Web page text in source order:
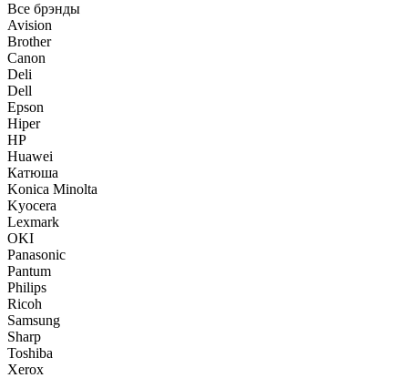
Все брэнды
Avision
Brother
Canon
Deli
Dell
Epson
Hiper
HP
Huawei
Катюша
Konica Minolta
Kyocera
Lexmark
OKI
Panasonic
Pantum
Philips
Ricoh
Samsung
Sharp
Toshiba
Xerox